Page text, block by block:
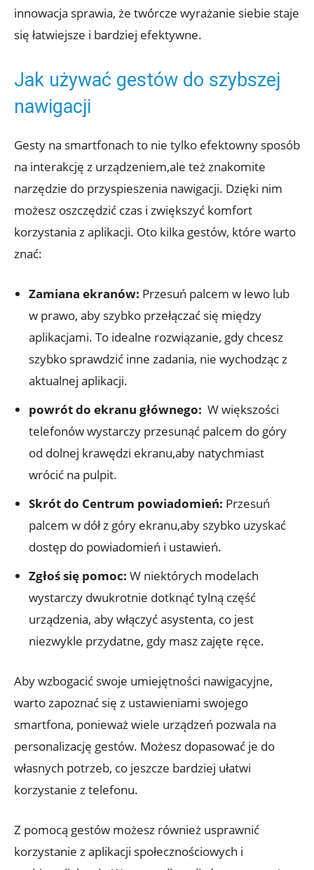
innowacja sprawia, ⁢że twórcze wyrażanie siebie staje
⁢się łatwiejsze i bardziej efektywne.
Jak używać gestów do ⁢szybszej
nawigacji
Gesty na smartfonach⁢ to nie tylko efektowny sposób
na ⁢interakcję z⁣ urządzeniem,ale też‍ znakomite
narzędzie do przyspieszenia nawigacji. Dzięki nim
możesz⁢ oszczędzić czas i zwiększyć komfort
korzystania z‌ aplikacji. Oto ⁢kilka gestów,⁣ które warto​
znać:
Zamiana ekranów: Przesuń palcem w lewo lub
w prawo, aby szybko przełączać się między
aplikacjami.⁢ To​ idealne rozwiązanie, gdy chcesz
szybko sprawdzić inne ⁤zadania, nie wychodząc z
aktualnej aplikacji.
powrót do ekranu głównego: ​ W większości
telefonów wystarczy ‌przesunąć palcem do góry
od dolnej krawędzi ekranu,aby ‌natychmiast
wrócić⁤ na pulpit.
Skrót do Centrum powiadomień: Przesuń
palcem w dół z góry ekranu,aby szybko ‍uzyskać
dostęp do ‍powiadomień i ustawień.
Zgłoś się pomoc: W niektórych modelach
wystarczy dwukrotnie dotknąć tylną część
urządzenia, ​aby włączyć asystenta, co jest
niezwykle przydatne, ‍gdy masz zajęte ręce.
Aby wzbogacić swoje umiejętności ‍nawigacyjne,⁤
warto zapoznać się z ustawieniami swojego
smartfona, ‌ponieważ wiele urządzeń pozwala na
personalizację gestów. Możesz dopasować je do
własnych potrzeb, ⁣co ‍jeszcze bardziej ułatwi
korzystanie z telefonu.
Z pomocą gestów możesz ​również usprawnić
korzystanie‌ z aplikacji⁤ społecznościowych i​